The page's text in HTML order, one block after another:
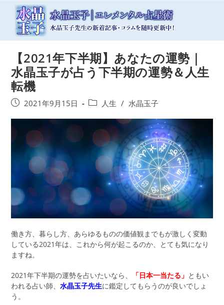
【2021年下半期】あなたの運勢｜
水晶玉子が占う下半期の運勢＆人生
転機
投
2021年9月15日
投
テ
ゴ
ー:
人生 / 水晶玉子
働き方、暮らし方、あらゆるものの価値観までもが激しく変動
している2021年は、これから何が起こるのか、とても気になり
ますね。
2021年下半期の運勢を占いたいなら、 「日本一当たる」 ともい
われる占い師、水晶玉子先生に鑑定してもらうのが良いでしょ
う。